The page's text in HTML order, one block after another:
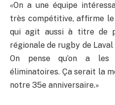
«On a une équipe
très compétitive, affirme
qui agit aussi à titre de
régionale de rugby de
On pense qu’on a les
éliminatoires. Ça serait la
notre 35e anniversaire.»